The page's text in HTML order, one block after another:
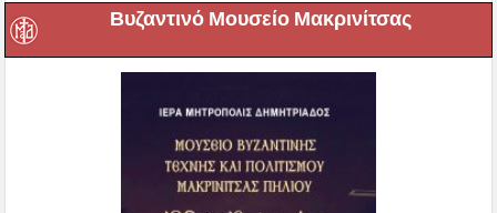
Βυζαντινό Μουσείο Μακρινίτσας